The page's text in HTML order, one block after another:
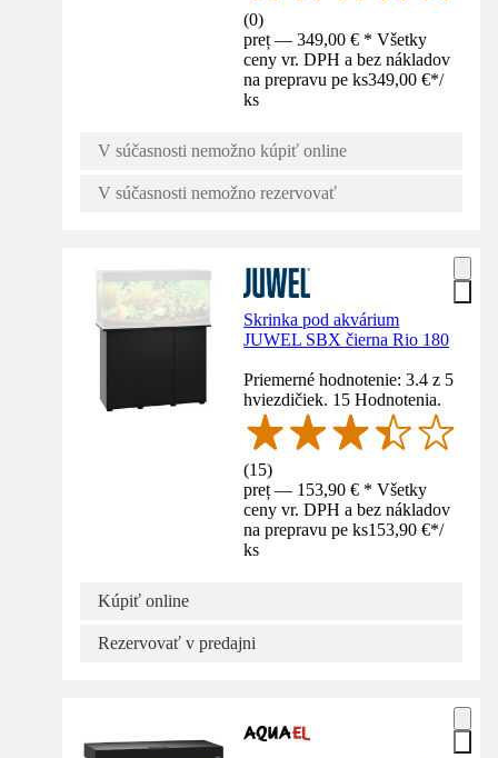
(0)
preț — 349,00 € * Všetky
ceny vr. DPH a bez nákladov
na prepravu pe ks349,00 €*/
ks
V súčasnosti nemožno kúpiť online
V súčasnosti nemožno rezervovať
Skrinka pod akvárium
JUWEL SBX čierna Rio 180
Priemerné hodnotenie: 3.4 z 5
hviezdičiek. 15 Hodnotenia.
(15)
preț — 153,90 € * Všetky
ceny vr. DPH a bez nákladov
na prepravu pe ks153,90 €*/
ks
Kúpiť online
Rezervovať v predajni